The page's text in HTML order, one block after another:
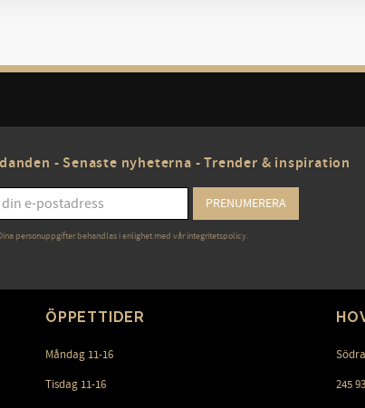
- Senaste nyheterna - Trender & inspiration
PRENUMERERA
personuppgifter behandlas i enlighet med vårintegritetspolicy.
ÖPPETTIDER
Måndag 11-16
Tisdag 11-16 245